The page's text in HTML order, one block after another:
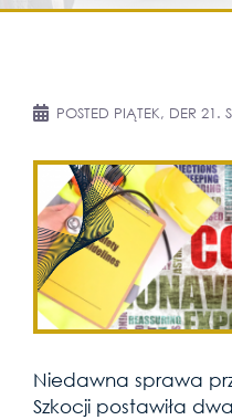
POSTED PIĄTEK, DER 21.
Niedawna sprawa
Szkocji postawiła